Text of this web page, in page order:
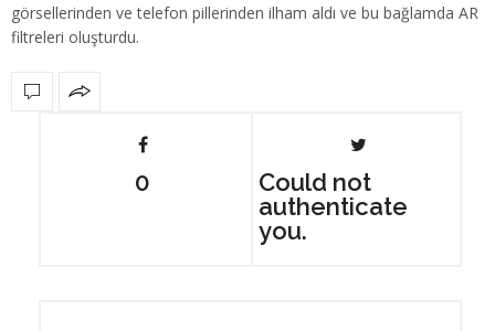
görsellerinden ve telefon pillerinden ilham aldı ve bu bağlamda AR
filtreleri oluşturdu.
0
Could not
authenticate
you.